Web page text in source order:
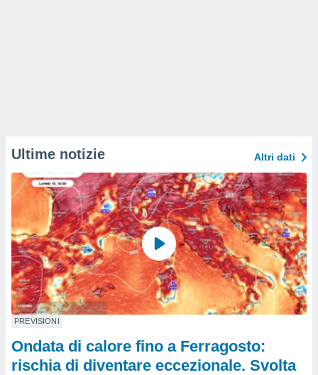
Ultime notizie Altri dati
PREVISIONI
Ondata di calore fino a Ferragosto:
rischia di diventare eccezionale. Svolta